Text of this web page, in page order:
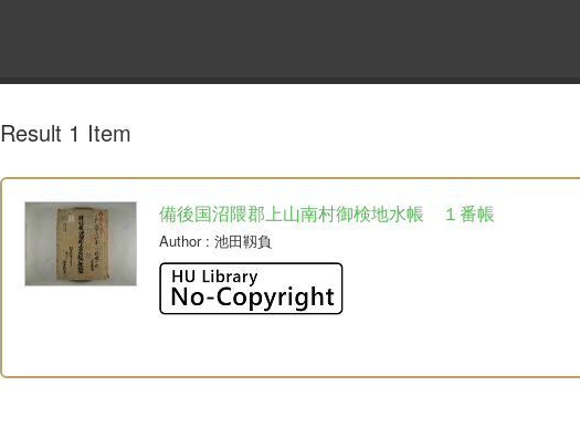
Result 1 Item
備後国沼隈郡上山南村御検地水帳 １番帳
Author: 池田靱負